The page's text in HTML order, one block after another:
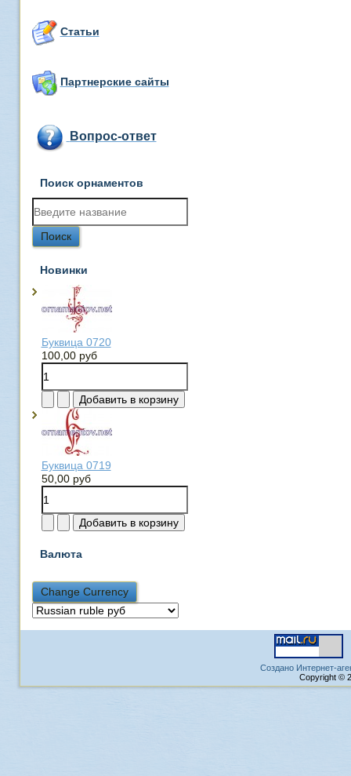
Статьи
Партнерские сайты
Вопрос-ответ
Поиск орнаментов
Новинки
Буквица 0720
100,00 руб
Буквица 0719
50,00 руб
Валюта
Создано Интернет-
Copyright ©